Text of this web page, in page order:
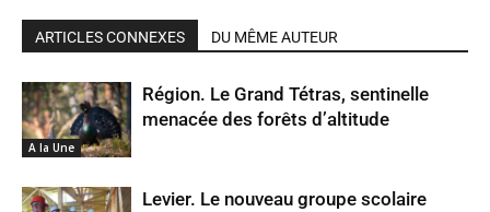
ARTICLES CONNEXES DU MÊME AUTEUR
A la Une
Région. Le Grand Tétras, sentinelle
menacée des forêts d’altitude
Levier. Le nouveau groupe scolaire